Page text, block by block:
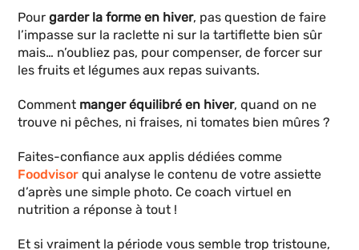
Pourgarder la forme en hiver, pas question de faire
l’impasse sur la raclette ni sur la tartiflette bien sûr
mais… n’oubliez pas, pour compenser, de forcer sur
les fruits et légumes aux repas suivants.
Comment manger équilibré en hiver, quand on ne
trouve ni pêches, ni fraises, ni tomates bien mûres ?
Faites-confiance aux applis dédiées comme
Foodvisor qui analyse le contenu de votre assiette
d’après une simple photo. Ce coach virtuel en
nutrition a réponse à tout !
Et si vraiment la période vous semble trop tristoune,